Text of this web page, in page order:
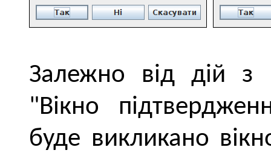
Залежно від дій з
"Вікно
буде викликано